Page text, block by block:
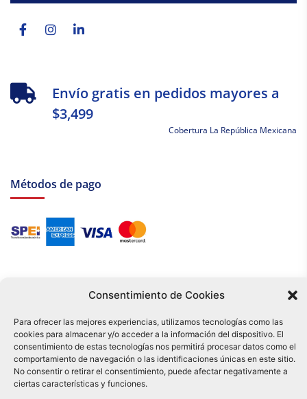
Consentimiento de Cookies
Para ofrecer las mejores experiencias, utilizamos tecnologías como las
cookies para almacenar y/o acceder a la información del dispositivo. El
consentimiento de estas tecnologías nos permitirá procesar datos como el
comportamiento de navegación o las identificaciones únicas en este sitio.
No consentir o retirar el consentimiento, puede afectar negativamente a
ciertas características y funciones.
Facebook-
f
Instagram
Linkedin-
Envío gratis en pedidos mayores a
$3,499
Cobertura La República Mexicana
Métodos de pago
Tu compra es respaldada por nuestro certificado SSL y operada bajo las
mejores prácticas de seguridad.
Distribuidora Tamex - México
e-commerce